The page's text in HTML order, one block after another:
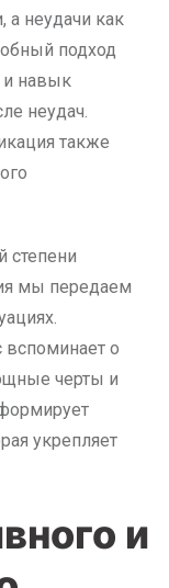
а неудачи как
подход
и навык
неудач.
также
степени
мы передаем
о
черты и
укрепляет
и